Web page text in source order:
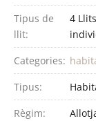
Tipus de
llit:
4
Categories:
Tipus:
Règim: